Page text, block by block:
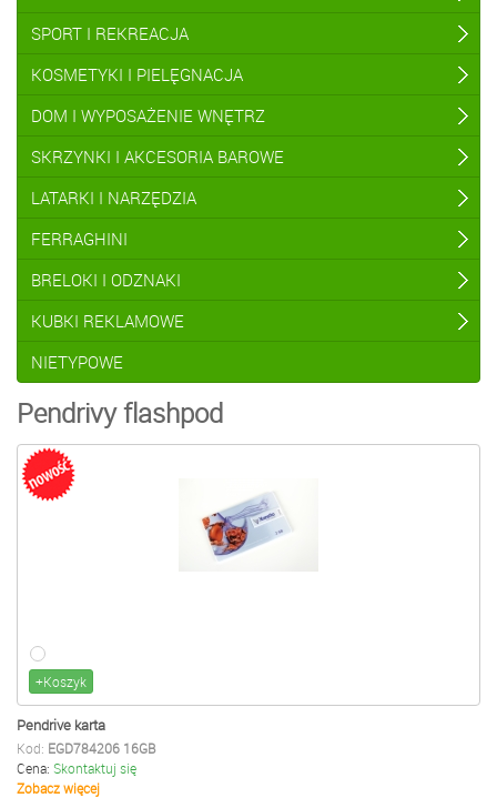
SPORT I REKREACJA
KOSMETYKI I PIELĘGNACJA
DOM I WYPOSAŻENIE WNĘTRZ
SKRZYNKI I AKCESORIA BAROWE
LATARKI I NARZĘDZIA
FERRAGHINI
BRELOKI I ODZNAKI
KUBKI REKLAMOWE
NIETYPOWE
Pendrivy flashpod
+Koszyk
Pendrive karta
Kod: EGD784206 16GB
Cena: Skontaktuj się
Zobacz więcej